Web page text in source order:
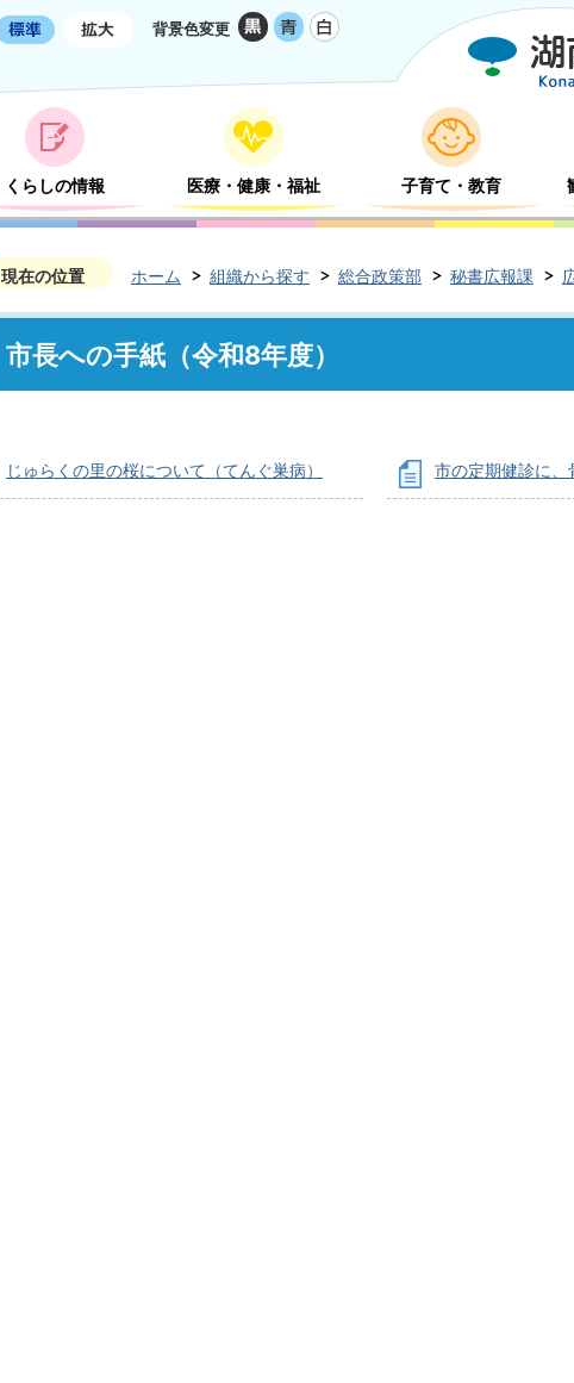
背景色変更
くらしの情報 医療・健康・福祉 子育て・教育
現在の位置 ホーム 組織から探す 総合政策部 秘書広報課
市長への手紙（令和8年度）
じゅらくの里の桜について（てんぐ巣病） 市の定期健診に